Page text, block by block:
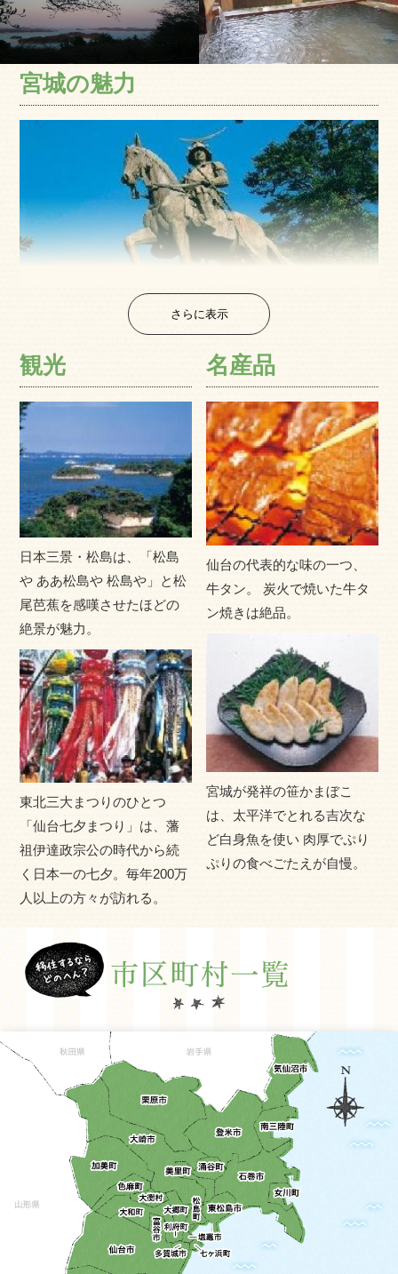
宮城の魅力
宮城県は東北地方の南東部に位置し、東京から宮城県の
秋田・山形の両県、南は福島、北は岩手県にそれぞれ隣接
めて少ない地域と言えるでしょう。 日本三景のひとつに
数えられる松島を始め、杜の都・仙台のけやき並木や青葉
城など、県内には見どころがたくさんあります。 また近
年では、美しいリアス式海岸が特徴的な三陸海岸エリア
「みやぎ三陸黄金街道」が人気を集めています。 南三陸
金華山国定公園、陸中海岸国立公園に指定されるその豊か
な自然の景観と、牡蠣やフカヒレ、ホヤ、銀ザケに代表さ
れる海の幸は、多くの観光客を魅了しているのです。
さらに表示
観光
日本三景・松島は、「松島
や ああ松島や 松島や」と松
尾芭蕉を感嘆させたほどの
絶景が魅力。
東北三大まつりのひとつ
「仙台七夕まつり」は、藩
祖伊達政宗公の時代から続
く日本一の七夕。毎年200万
人以上の方々が訪れる。
名産品
仙台の代表的な味の一つ、
牛タン。 炭火で焼いた牛タ
ン焼きは絶品。
宮城が発祥の笹かまぼこ
は、太平洋でとれる吉次な
ど白身魚を使い 肉厚でぷり
ぷりの食べごたえが自慢。